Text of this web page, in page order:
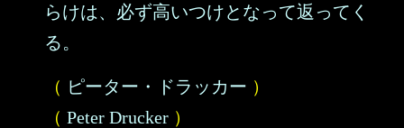
らけは、必ず高いつけとなって返ってく
る。
（ ピーター・ドラッカー ）
（ Peter Drucker ）